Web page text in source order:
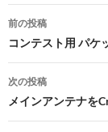
投
稿
ナ
ビ
前の投稿
コンテスト用 パケ
次の投稿
メインアンテナを